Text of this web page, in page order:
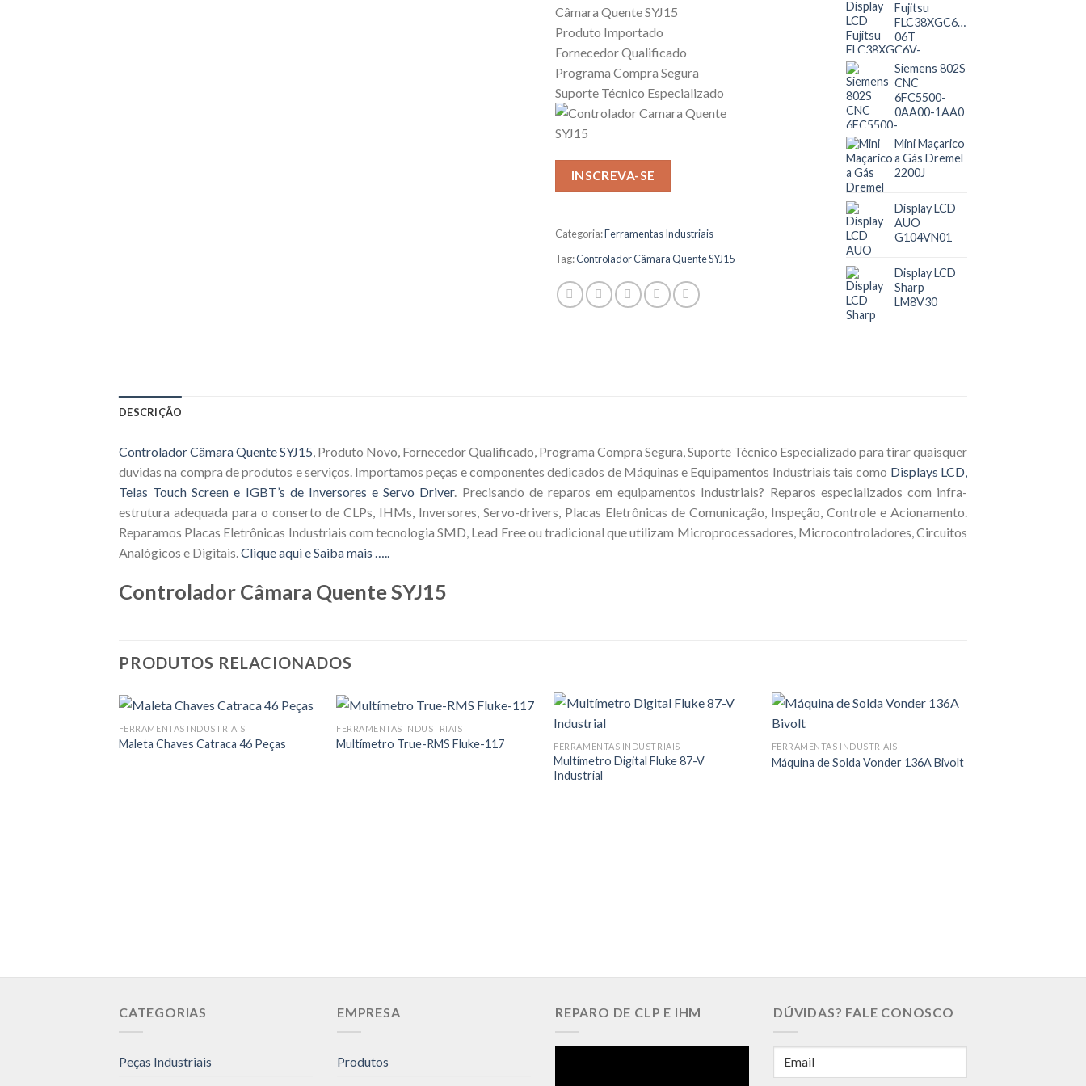
Câmara Quente SYJ15
Produto Importado
Fornecedor Qualificado
Programa Compra Segura
Suporte Técnico Especializado
INSCREVA-SE
Categoria:Ferramentas Industriais
Tag:Controlador Câmara Quente SYJ15
Fujitsu
FLC38XGC6V-
06T
Siemens 802S
CNC
6FC5500-
0AA00-1AA0
Mini Maçarico
a Gás Dremel
2200J
Display LCD
AUO
G104VN01
Display LCD
Sharp
LM8V30
DESCRIÇÃO
Controlador Câmara Quente SYJ15 , Produto Novo, Fornecedor Qualificado, Programa Compra Segura, Suporte Técnico Especializado para tirar quaisquer
duvidas na compra de produtos e serviços. Importamos peças e componentes dedicados de Máquinas e Equipamentos Industriais tais como Displays LCD,
Telas Touch Screen e IGBT’s de Inversores e Servo Driver. Precisando de reparos em equipamentos Industriais? Reparos especializados com infra-
estrutura adequada para o conserto de CLPs, IHMs, Inversores, Servo-drivers, Placas Eletrônicas de Comunicação, Inspeção, Controle e Acionamento.
Reparamos Placas Eletrônicas Industriais com tecnologia SMD, Lead Free ou tradicional que utilizam Microprocessadores, Microcontroladores, Circuitos
Analógicos e Digitais. Clique aqui e Saiba mais …..
Controlador Câmara Quente SYJ15
PRODUTOS RELACIONADOS
FERRAMENTAS INDUSTRIAIS
Maleta Chaves Catraca 46 Peças
FERRAMENTAS INDUSTRIAIS
Multímetro True-RMS Fluke-117 FERRAMENTAS INDUSTRIAIS
Multímetro Digital Fluke 87-V
Industrial
FERRAMENTAS INDUSTRIAIS
Máquina de Solda Vonder 136A Bivolt
CATEGORIAS
Peças Industriais
EMPRESA
Produtos
REPARO DE CLP E IHM DÚVIDAS? FALE CONOSCO